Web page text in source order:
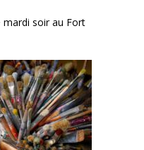
mardi soir au Fort